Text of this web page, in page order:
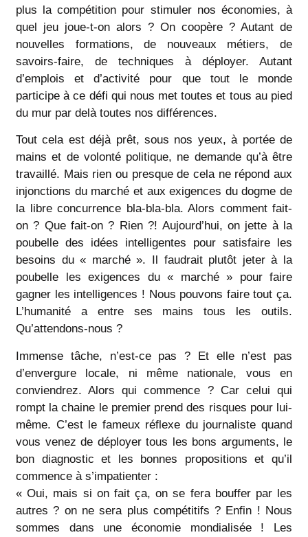
plus la compétition pour stimuler nos économies, à
quel jeu joue-t-on alors ? On coopère ? Autant de
nouvelles formations, de nouveaux métiers, de
savoirs-faire, de techniques à déployer. Autant
d’emplois et d’activité pour que tout le monde
participe à ce défi qui nous met toutes et tous au pied
du mur par delà toutes nos différences.
Tout cela est déjà prêt, sous nos yeux, à portée de
mains et de volonté politique, ne demande qu’à être
travaillé. Mais rien ou presque de cela ne répond aux
injonctions du marché et aux exigences du dogme de
la libre concurrence bla-bla-bla. Alors comment fait-
on ? Que fait-on ? Rien ?! Aujourd’hui, on jette à la
poubelle des idées intelligentes pour satisfaire les
besoins du « marché ». Il faudrait plutôt jeter à la
poubelle les exigences du « marché » pour faire
gagner les intelligences ! Nous pouvons faire tout ça.
L’humanité a entre ses mains tous les outils.
Qu’attendons-nous ?
Immense tâche, n’est-ce pas ? Et elle n’est pas
d’envergure locale, ni même nationale, vous en
conviendrez. Alors qui commence ? Car celui qui
rompt la chaine le premier prend des risques pour lui-
même. C’est le fameux réflexe du journaliste quand
vous venez de déployer tous les bons arguments, le
bon diagnostic et les bonnes propositions et qu’il
commence à s’impatienter :
« Oui, mais si on fait ça, on se fera bouffer par les
autres ? on ne sera plus compétitifs ? Enfin ! Nous
sommes dans une économie mondialisée ! Les